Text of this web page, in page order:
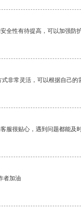
全性有待提高，可以加强防
非常灵活，可以根据自己的
服很贴心，遇到问题都能及
者加油